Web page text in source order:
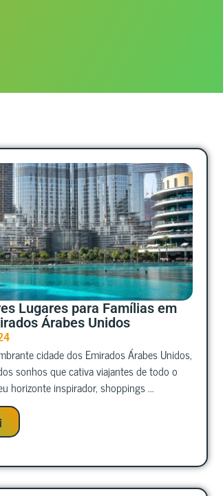
Lugares para Famílias em
Árabes Unidos
cidade dos Emirados Árabes Unidos,
sonhos que cativa viajantes de todo o
horizonte inspirador, shoppings ...